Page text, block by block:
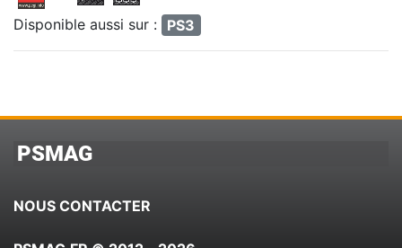
Disponible aussi sur : PS3
PSMAG
NOUS CONTACTER